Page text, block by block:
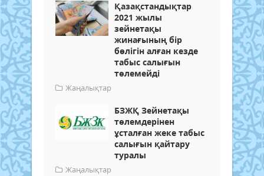
Қазақстандықтар
2021 жылы
зейнетақы
жинағының бір
бөлігін алған кезде
табыс салығын
төлемейді
Жаңалықтар
БЗЖҚ Зейнетақы
төлемдерінен
ұсталған жеке табыс
салығын қайтару
туралы
Жаңалықтар